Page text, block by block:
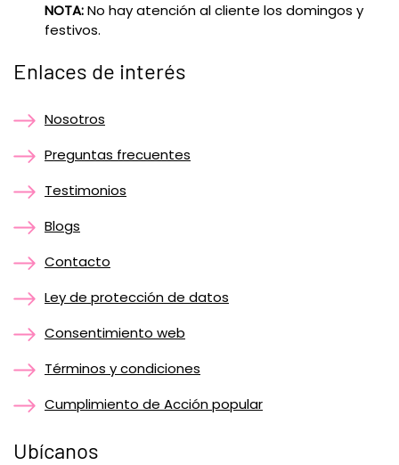
NOTA:No hay atención al cliente los domingos y
festivos.
Enlaces de interés
Nosotros
Preguntas frecuentes
Testimonios
Blogs
Contacto
Ley de protección de datos
Consentimiento web
Términos y condiciones
Cumplimiento de Acción popular
Ubícanos